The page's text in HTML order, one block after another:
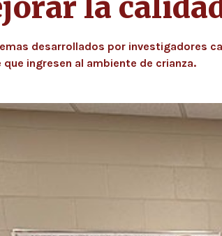
la
desarrollados por investigadores
que ingresen al ambiente de crianza.